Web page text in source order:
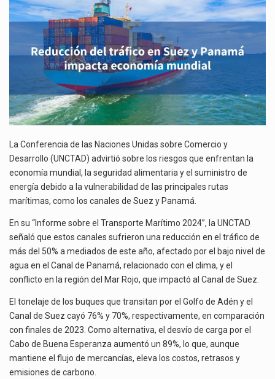
El Departamento de Agricultura de Estados Unidos (USDA) suspendió el 5 de agosto de 2026…
PANAMÁ
IMPACTA
ECONOMÍA
MUNDIAL
La Conferencia de las Naciones Unidas sobre Comercio y
Desarrollo (UNCTAD) advirtió sobre los riesgos que enfrentan la
economía mundial, la seguridad alimentaria y el suministro de
energía debido a la vulnerabilidad de las principales rutas
marítimas, como los canales de Suez y Panamá.
En su “Informe sobre el Transporte Marítimo 2024”, la UNCTAD
señaló que estos canales sufrieron una reducción en el tráfico de
más del 50% a mediados de este año, afectado por el bajo nivel de
agua en el Canal de Panamá, relacionado con el clima, y el
conflicto en la región del Mar Rojo, que impactó al Canal de Suez.
El tonelaje de los buques que transitan por el Golfo de Adén y el
Canal de Suez cayó 76% y 70%, respectivamente, en comparación
con finales de 2023. Como alternativa, el desvío de carga por el
Cabo de Buena Esperanza aumentó un 89%, lo que, aunque
mantiene el flujo de mercancías, eleva los costos, retrasos y
emisiones de carbono.